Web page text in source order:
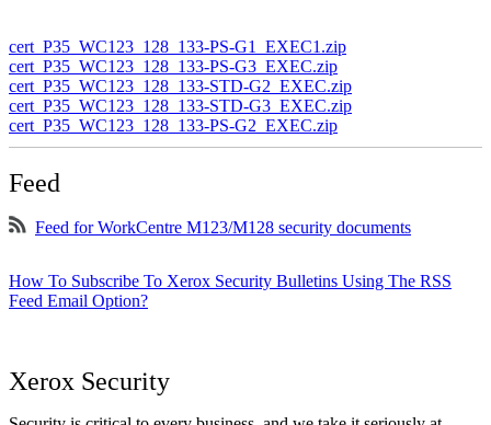
cert_P35_WC123_128_133-PS-G1_EXEC1.zip
cert_P35_WC123_128_133-PS-G3_EXEC.zip
cert_P35_WC123_128_133-STD-G2_EXEC.zip
cert_P35_WC123_128_133-STD-G3_EXEC.zip
cert_P35_WC123_128_133-PS-G2_EXEC.zip
Feed
Feed for WorkCentre M123/M128 security documents
How To Subscribe To Xerox Security Bulletins Using The RSS
Feed Email Option?
Xerox Security